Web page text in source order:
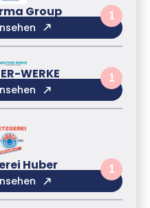
Group 1
WERKE 1
Huber 1